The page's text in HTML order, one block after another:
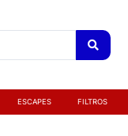
ESCAPES FILTROS